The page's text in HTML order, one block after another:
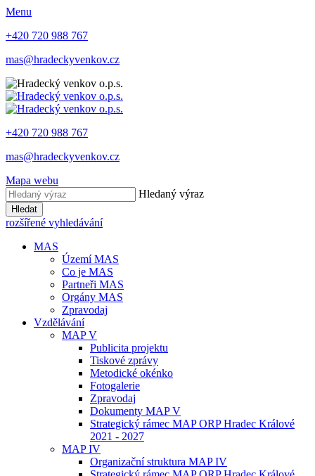
Menu
+420 720 988 767
mas@hradeckyvenkov.cz
+420 720 988 767
mas@hradeckyvenkov.cz
Mapa webu
Hledaný výraz
Hledat
rozšířené vyhledávání
MAS
Území MAS
Co je MAS
Partneři MAS
Orgány MAS
Zpravodaj
Vzdělávání
MAP V
Publicita projektu
Tiskové zprávy
Metodické okénko
Fotogalerie
Zpravodaj
Dokumenty MAP V
Strategický rámec MAP ORP Hradec Králové
2021 - 2027
MAP IV
Organizační struktura MAP IV